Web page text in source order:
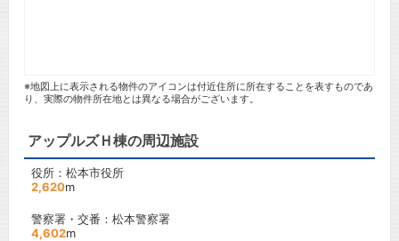
※地図上に表示される物件のアイコンは付近住所に所在することを表すものであ
り、実際の物件所在地とは異なる場合がございます。
アップルズＨ棟の周辺施設
役所：松本市役所
2,620m
警察署・交番：松本警察署
4,602m